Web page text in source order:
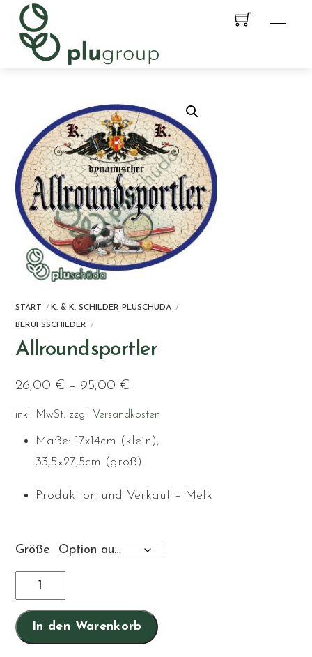
Skip
content
START K. & K. SCHILDER PLUSCHÜDA
BERUFSSCHILDER
Allroundsportler
26,00 € – 95,00 €
inkl. MwSt. zzgl. Versandkosten
Maße: 17x14cm (klein),
33,5×27,5cm (groß)
Produktion und Verkauf – Melk
Größe
Allroundsportler
Menge
In den Warenkorb